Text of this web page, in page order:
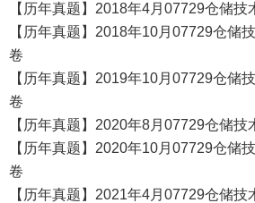
【历年真题】2018年4月07729仓储
【历年真题】2018年10月07729仓储
卷
【历年真题】2019年10月07729仓储
卷
【历年真题】2020年8月07729仓储
【历年真题】2020年10月07729仓储
卷
【历年真题】2021年4月07729仓储